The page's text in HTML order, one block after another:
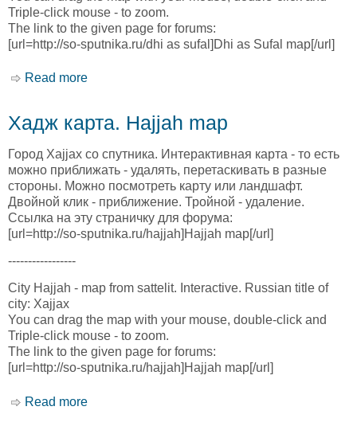
Triple-click mouse - to zoom.
The link to the given page for forums:
[url=http://so-sputnika.ru/dhi as sufal]Dhi as Sufal map[/url]
Read more
Хадж карта. Hajjah map
Город Хаjjах со спутника. Интерактивная карта - то есть
можно приближать - удалять, перетаскивать в разные
стороны. Можно посмотреть карту или ландшафт.
Двойной клик - приближение. Тройной - удаление.
Ссылка на эту страничку для форума:
[url=http://so-sputnika.ru/hajjah]Hajjah map[/url]
-----------------
City Hajjah - map from sattelit. Interactive. Russian title of
city: Хаjjах
You can drag the map with your mouse, double-click and
Triple-click mouse - to zoom.
The link to the given page for forums:
[url=http://so-sputnika.ru/hajjah]Hajjah map[/url]
Read more